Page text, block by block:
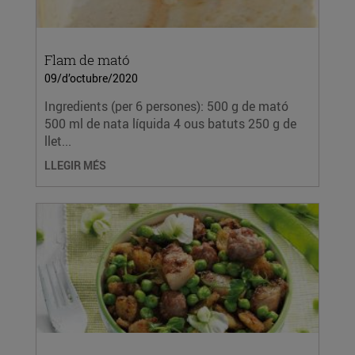
Flam de mató
09/d’octubre/2020
Ingredients (per 6 persones): 500 g de mató
500 ml de nata líquida 4 ous batuts 250 g de
llet...
LLEGIR MÉS